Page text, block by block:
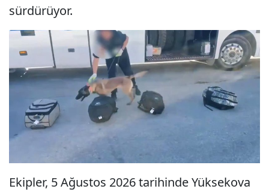
sürdürüyor.
Ekipler, 5 Ağustos 2026 tarihinde Yüksekova